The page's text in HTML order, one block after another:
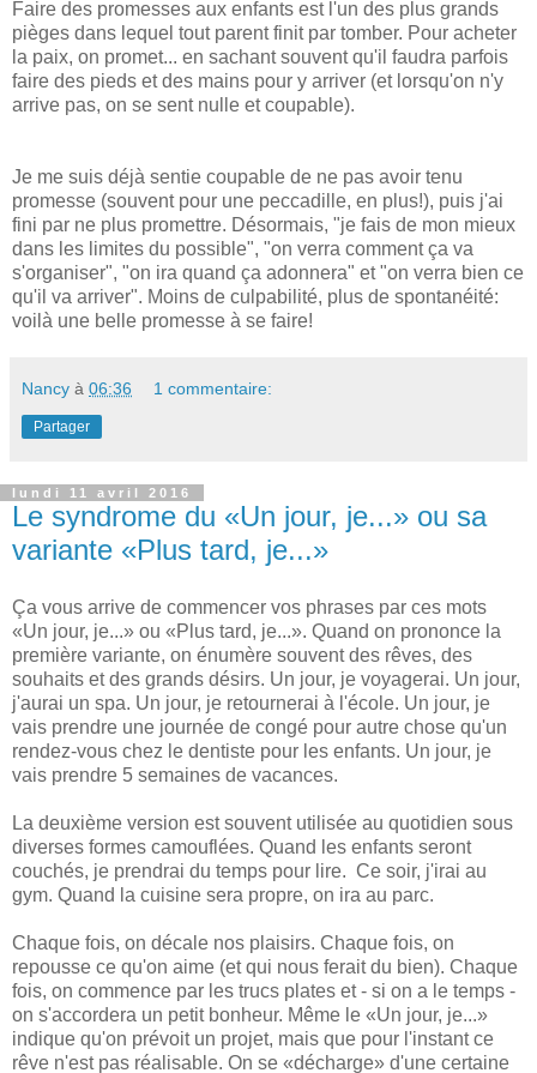
Faire des promesses aux enfants est l'un des plus grands
pièges dans lequel tout parent finit par tomber. Pour acheter
la paix, on promet... en sachant souvent qu'il faudra parfois
faire des pieds et des mains pour y arriver (et lorsqu'on n'y
arrive pas, on se sent nulle et coupable).
Je me suis déjà sentie coupable de ne pas avoir tenu
promesse (souvent pour une peccadille, en plus!), puis j'ai
fini par ne plus promettre. Désormais, "je fais de mon mieux
dans les limites du possible", "on verra comment ça va
s'organiser", "on ira quand ça adonnera" et "on verra bien ce
qu'il va arriver". Moins de culpabilité, plus de spontanéité:
voilà une belle promesse à se faire!
Nancy à 06:36 1 commentaire:
Partager
lundi 11 avril 2016
Le syndrome du «Un jour, je...» ou sa
variante «Plus tard, je...»
Ça vous arrive de commencer vos phrases par ces mots
«Un jour, je...» ou «Plus tard, je...». Quand on prononce la
première variante, on énumère souvent des rêves, des
souhaits et des grands désirs. Un jour, je voyagerai. Un jour,
j'aurai un spa. Un jour, je retournerai à l'école. Un jour, je
vais prendre une journée de congé pour autre chose qu'un
rendez-vous chez le dentiste pour les enfants. Un jour, je
vais prendre 5 semaines de vacances.
La deuxième version est souvent utilisée au quotidien sous
diverses formes camouflées. Quand les enfants seront
couchés, je prendrai du temps pour lire. Ce soir, j'irai au
gym. Quand la cuisine sera propre, on ira au parc.
Chaque fois, on décale nos plaisirs. Chaque fois, on
repousse ce qu'on aime (et qui nous ferait du bien). Chaque
fois, on commence par les trucs plates et - si on a le temps -
on s'accordera un petit bonheur. Même le «Un jour, je...»
indique qu'on prévoit un projet, mais que pour l'instant ce
rêve n'est pas réalisable. On se «décharge» d'une certaine